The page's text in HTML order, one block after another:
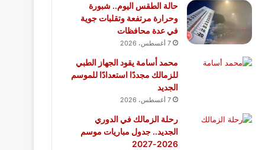
حالة الطقس اليوم.. شبورة
وحرارة مرتفعة وتقلبات جوية
في عدة محافظات
7 أغسطس، 2026
محمد أسامة يقود الجهاز الطبي
للزمالك مجددًا استعدادًا للموسم
الجديد
7 أغسطس، 2026
رحلة الزمالك في الدوري
الجديد.. جدول مباريات موسم
2026-2027